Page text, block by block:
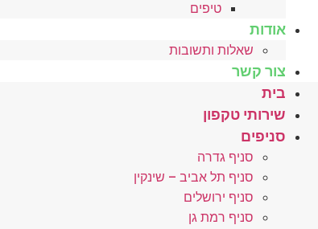
טיפים
אודות
שאלות ותשובות
צור קשר
בית
שירותי טקפון
סניפים
סניף גדרה
סניף תל אביב – שינקין
סניף ירושלים
סניף רמת גן